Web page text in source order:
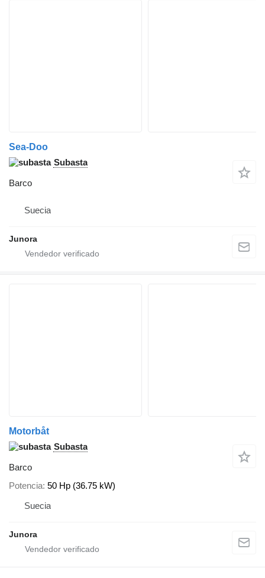
Sea-Doo
Subasta
Barco
Suecia
Junora
Motorbåt
Subasta
Barco
Potencia 50 Hp (36.75 kW)
Suecia
Junora